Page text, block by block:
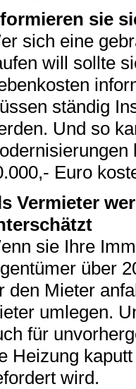
sie
sich eine
will sollte
ständig
Und so
Euro
Vermieter
sie Ihre
über
den Mieter
umlegen.
für
Heizung
wird.